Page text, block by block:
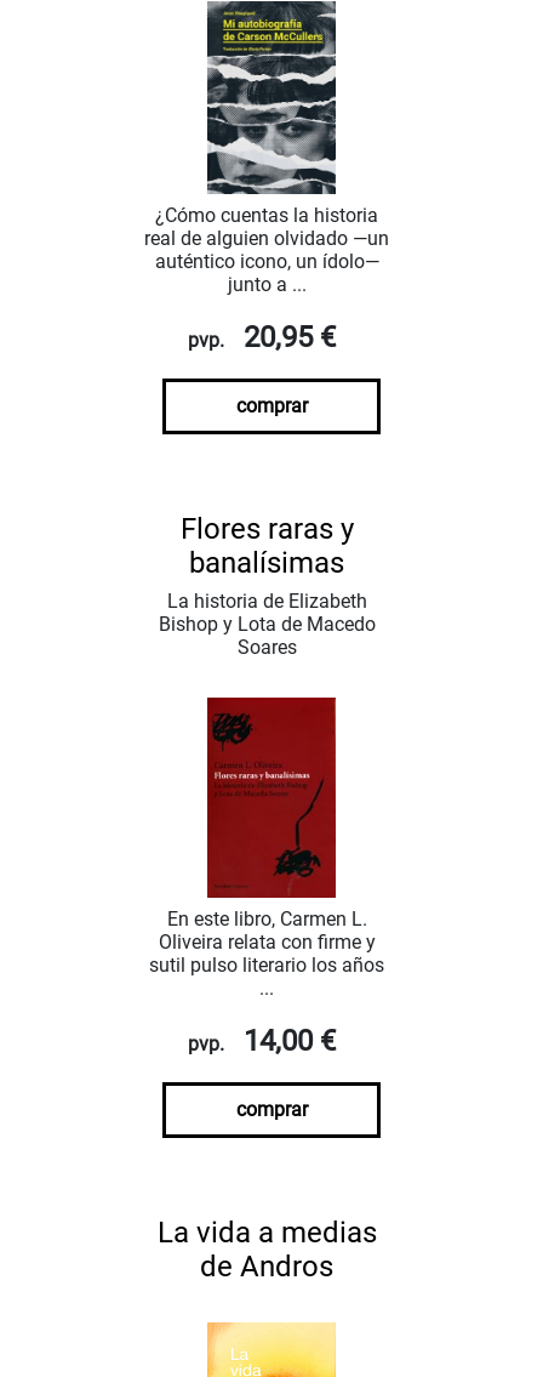
¿Cómo cuentas la historia
real de alguien olvidado —un
auténtico icono, un ídolo—
junto a ...
pvp. 20,95 €
comprar
Flores raras y
banalísimas
La historia de Elizabeth
Bishop y Lota de Macedo
Soares
En este libro, Carmen L.
Oliveira relata con firme y
sutil pulso literario los años
...
pvp. 14,00 €
comprar
La vida a medias
de Andros